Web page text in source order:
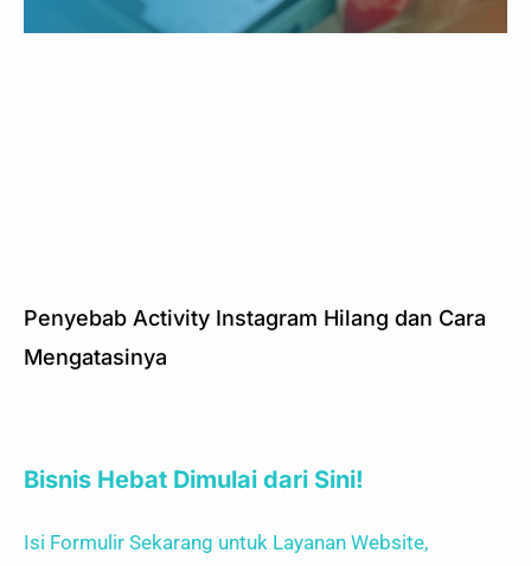
Penyebab Activity Instagram Hilang dan Cara
Mengatasinya
Bisnis Hebat Dimulai dari Sini!
Isi Formulir Sekarang untuk Layanan Website,